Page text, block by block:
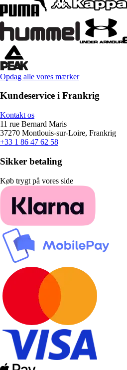
Opdag alle vores mærker
Kundeservice i Frankrig
Kontakt os
11 rue Bernard Maris
37270 Montlouis-sur-Loire, Frankrig
+33 1 86 47 62 58
Sikker betaling
Køb trygt på vores side